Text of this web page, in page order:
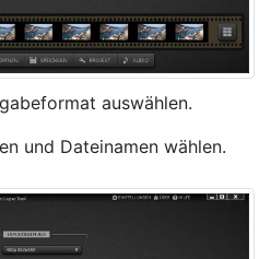
auswählen.
und Dateinamen wählen.